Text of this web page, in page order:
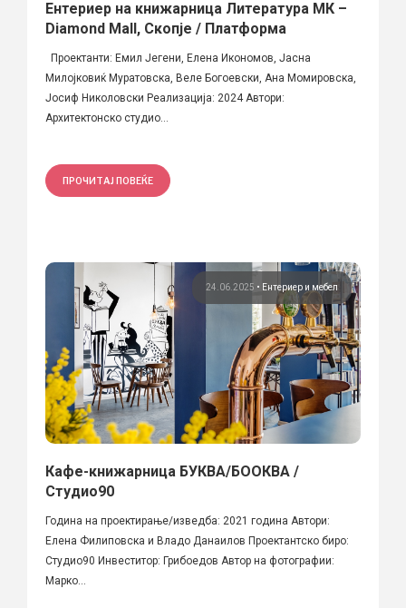
Ентериер на книжарница Литература МК –
Diamond Mall, Скопје / Платформа
Проектанти: Емил Јегени, Елена Икономов, Јасна
Милојковиќ Муратовска, Веле Богоевски, Ана Момировска,
Јосиф Николовски Реализација: 2024 Автори:
Архитектонско студио...
ПРОЧИТАЈ ПОВЕЌЕ
24.06.2025 • Ентериер и мебел
Кафе-книжарница БУКВА/БООКВА /
Студио90
Година на проектирање/изведба: 2021 година Автори:
Елена Филиповска и Владо Данаилов Проектантско биро:
Студио90 Инвеститор: Грибоедов Автор на фотографии:
Марко...